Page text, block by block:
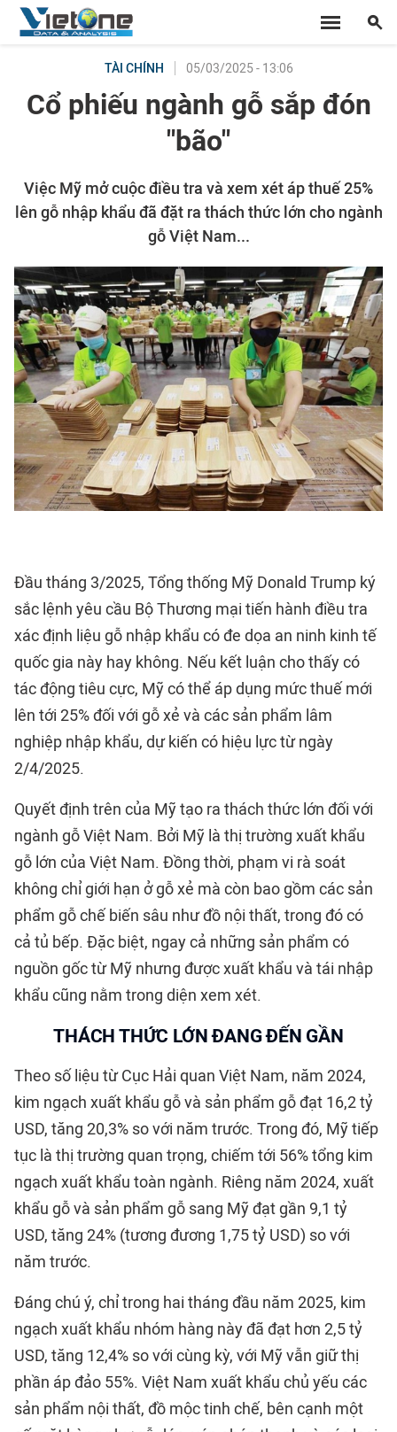
TÀI CHÍNH 05/03/2025 - 13:06
Cổ phiếu ngành gỗ sắp đón
"bão"
Việc Mỹ mở cuộc điều tra và xem xét áp thuế 25%
lên gỗ nhập khẩu đã đặt ra thách thức lớn cho ngành
gỗ Việt Nam...
Đầu tháng 3/2025, Tổng thống Mỹ Donald Trump ký
sắc lệnh yêu cầu Bộ Thương mại tiến hành điều tra
xác định liệu gỗ nhập khẩu có đe dọa an ninh kinh tế
quốc gia này hay không. Nếu kết luận cho thấy có
tác động tiêu cực, Mỹ có thể áp dụng mức thuế mới
lên tới 25% đối với gỗ xẻ và các sản phẩm lâm
nghiệp nhập khẩu, dự kiến có hiệu lực từ ngày
2/4/2025.
Quyết định trên của Mỹ tạo ra thách thức lớn đối với
ngành gỗ Việt Nam. Bởi Mỹ là thị trường xuất khẩu
gỗ lớn của Việt Nam. Đồng thời, phạm vi rà soát
không chỉ giới hạn ở gỗ xẻ mà còn bao gồm các sản
phẩm gỗ chế biến sâu như đồ nội thất, trong đó có
cả tủ bếp. Đặc biệt, ngay cả những sản phẩm có
nguồn gốc từ Mỹ nhưng được xuất khẩu và tái nhập
khẩu cũng nằm trong diện xem xét.
THÁCH THỨC LỚN ĐANG ĐẾN GẦN
Theo số liệu từ Cục Hải quan Việt Nam, năm 2024,
kim ngạch xuất khẩu gỗ và sản phẩm gỗ đạt 16,2 tỷ
USD, tăng 20,3% so với năm trước. Trong đó, Mỹ tiếp
tục là thị trường quan trọng, chiếm tới 56% tổng kim
ngạch xuất khẩu toàn ngành. Riêng năm 2024, xuất
khẩu gỗ và sản phẩm gỗ sang Mỹ đạt gần 9,1 tỷ
USD, tăng 24% (tương đương 1,75 tỷ USD) so với
năm trước.
Đáng chú ý, chỉ trong hai tháng đầu năm 2025, kim
ngạch xuất khẩu nhóm hàng này đã đạt hơn 2,5 tỷ
USD, tăng 12,4% so với cùng kỳ, với Mỹ vẫn giữ thị
phần áp đảo 55%. Việt Nam xuất khẩu chủ yếu các
sản phẩm nội thất, đồ mộc tinh chế, bên cạnh một